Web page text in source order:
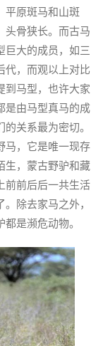
平原斑马和山斑
头骨狭长。而古马
巨大的成员，如三
代，而观以上对比
到马型，也许大家
是由马型真马的成
关系最为密切。
马，它是唯一现存
生，蒙古野驴和藏
前前后后一共生活
除去家马之外，
是濒危动物。